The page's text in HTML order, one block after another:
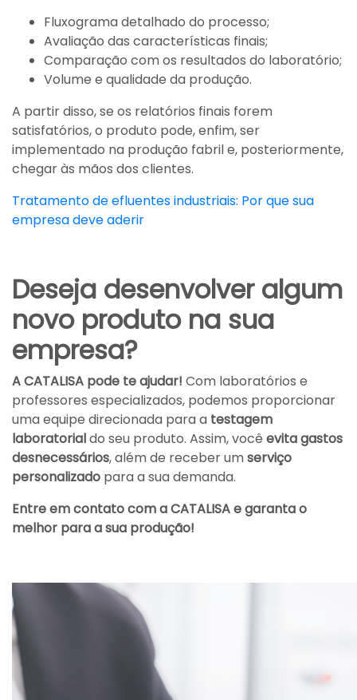
Fluxograma detalhado do processo;
Avaliação das características finais;
Comparação com os resultados do laboratório;
Volume e qualidade da produção.
A partir disso, se os relatórios finais forem
satisfatórios, o produto pode, enfim, ser
implementado na produção fabril e, posteriormente,
chegar às mãos dos clientes.
Tratamento de efluentes industriais: Por que sua
empresa deve aderir
Deseja desenvolver algum
novo produto na sua
empresa?
A CATALISA pode te ajudar! Com laboratórios e
professores especializados, podemos proporcionar
uma equipe direcionada para a testagem
laboratorialdo seu produto. Assim, você evita gastos
desnecessários, além de receber umserviço
personalizado para a sua demanda.
Entre em contato com a CATALISA e garanta o
melhor para a sua produção!